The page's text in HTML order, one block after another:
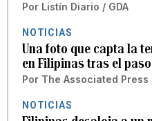
Por Listín Diario / GDA
NOTICIAS
Una foto que capta la
en Filipinas tras el
Por The Associated Press
NOTICIAS